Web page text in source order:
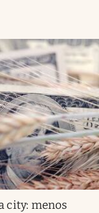
city: menos